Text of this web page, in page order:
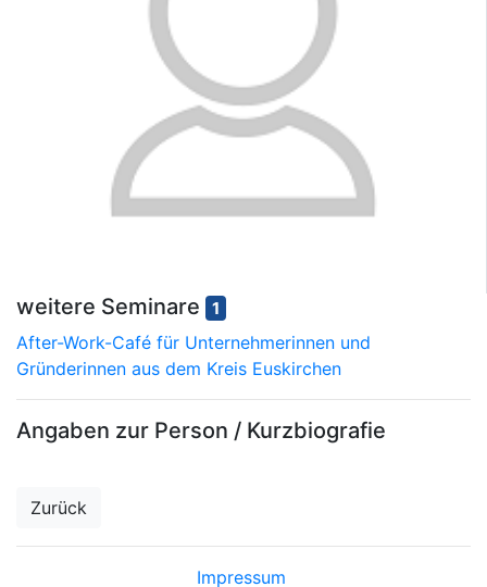
weitere Seminare 1
After-Work-Café für Unternehmerinnen und
Gründerinnen aus dem Kreis Euskirchen
Angaben zur Person / Kurzbiografie
Zurück
Impressum